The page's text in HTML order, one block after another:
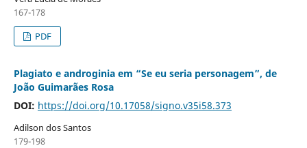
167-178
PDF
Plagiato e androginia em “Se eu seria personagem”, de
João Guimarães Rosa
DOI: https://doi.org/10.17058/signo.v35i58.373
Adilson dos Santos
179-198